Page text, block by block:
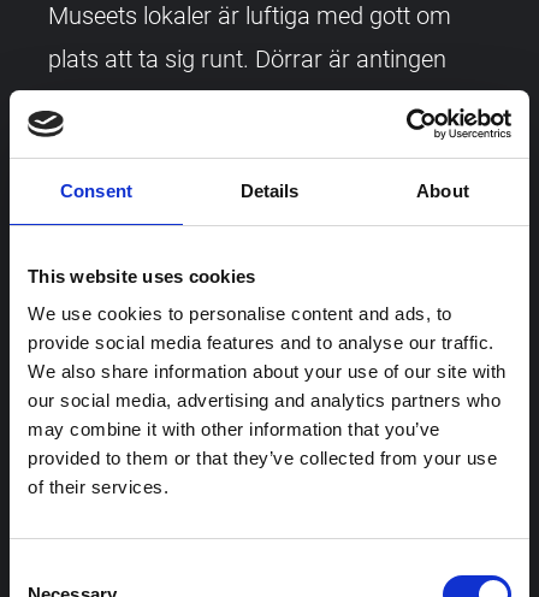
Consent Details About
This website uses cookies
We use cookies to personalise content and ads, to
provide social media features and to analyse our traffic.
We also share information about your use of our site with
our social media, advertising and analytics partners who
may combine it with other information that you’ve
provided to them or that they’ve collected from your use
of their services.
Museets lokaler är luftiga med gott om
plats att ta sig runt. Dörrar är antingen
uppställda eller öppnas automatiskt med
en armbågskontakt.
Hund
Du får inte ta med dig någon hund in på
Armémuseum, ledar- och
assistanshundar undantagna. Meddela
museivärdarna om du kommer med
ledar- och assistanshund.